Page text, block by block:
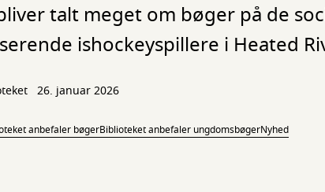
talt meget om bøger på de
ishockeyspillere i Heated
26. januar 2026
anbefaler bøgerBiblioteket anbefaler ungdomsbøgerNyhed